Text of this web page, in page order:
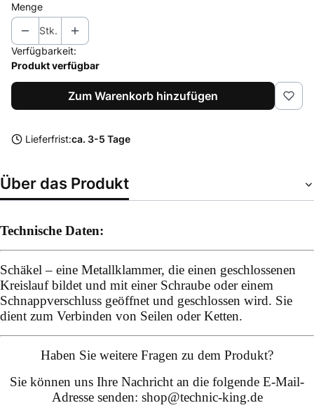
Menge
Stk.
Verfügbarkeit:
Produkt verfügbar
Zum Warenkorb hinzufügen
Lieferfrist:ca. 3-5 Tage
Über das Produkt
Technische Daten:
Schäkel – eine Metallklammer, die einen geschlossenen
Kreislauf bildet und mit einer Schraube oder einem
Schnappverschluss geöffnet und geschlossen wird. Sie
dient zum Verbinden von Seilen oder Ketten.
Haben Sie weitere Fragen zu dem Produkt?
Sie können uns Ihre Nachricht an die folgende E-Mail-
Adresse senden: shop@technic-king.de